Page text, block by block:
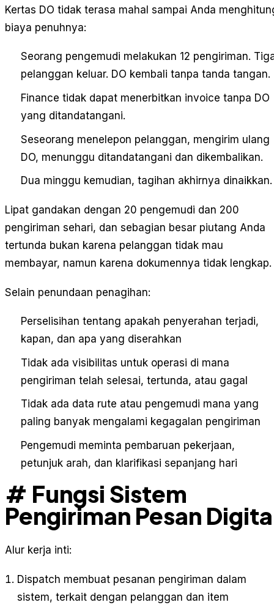
Kertas DO tidak terasa mahal sampai Anda
biaya penuhnya:
Seorang pengemudi melakukan 12 pengiriman.
pelanggan keluar. DO kembali tanpa tanda tangan.
Finance tidak dapat menerbitkan invoice tanpa DO
yang ditandatangani.
Seseorang menelepon pelanggan, mengirim ulang
DO, menunggu ditandatangani dan dikembalikan.
Dua minggu kemudian, tagihan akhirnya dinaikkan.
Lipat gandakan dengan 20 pengemudi dan 200
pengiriman sehari, dan sebagian besar piutang Anda
tertunda bukan karena pelanggan tidak mau
membayar, namun karena dokumennya tidak lengkap.
Selain penundaan penagihan:
Perselisihan tentang apakah penyerahan terjadi,
kapan, dan apa yang diserahkan
Tidak ada visibilitas untuk operasi di mana
pengiriman telah selesai, tertunda, atau gagal
Tidak ada data rute atau pengemudi mana yang
paling banyak mengalami kegagalan pengiriman
Pengemudi meminta pembaruan pekerjaan,
petunjuk arah, dan klarifikasi sepanjang hari
# Fungsi Sistem
Pengiriman Pesan
Alur kerja inti:
Dispatch membuat pesanan pengiriman dalam
sistem, terkait dengan pelanggan dan item